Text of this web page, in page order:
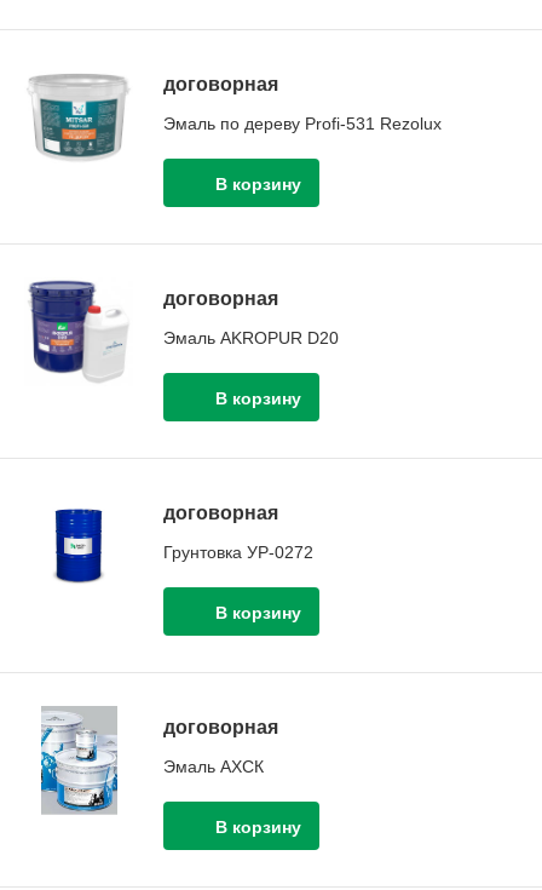
договорная
Эмаль по дереву Profi-531 Rezolux
договорная
Эмаль AKROPUR D20
договорная
Грунтовка УР-0272
договорная
Эмаль АХСК